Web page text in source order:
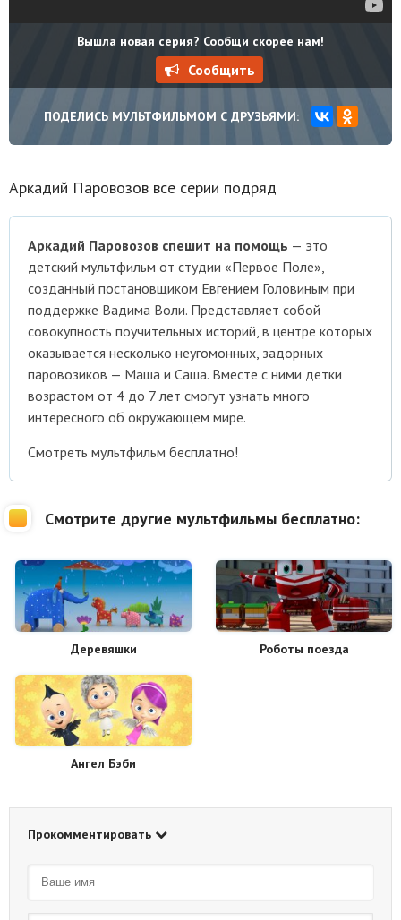
Вышла новая серия? Сообщи скорее нам!
Сообщить
ПОДЕЛИСЬ МУЛЬТФИЛЬМОМ С ДРУЗЬЯМИ:
Аркадий Паровозов все серии подряд
Аркадий Паровозов спешит на помощь — это
детский мультфильм от студии «Первое Поле»,
созданный постановщиком Евгением Головиным при
поддержке Вадима Воли. Представляет собой
совокупность поучительных историй, в центре которых
оказывается несколько неугомонных, задорных
паровозиков — Маша и Саша. Вместе с ними детки
возрастом от 4 до 7 лет смогут узнать много
интересного об окружающем мире.
Смотреть мультфильм бесплатно!
Смотрите другие мультфильмы бесплатно:
Деревяшки Роботы поезда
Ангел Бэби
Прокомментировать